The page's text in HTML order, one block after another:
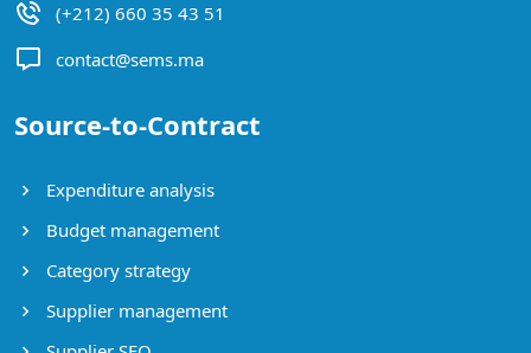
(+212) 660 35 43 51
contact@sems.ma
Source-to-Contract
Expenditure analysis
Budget management
Category strategy
Supplier management